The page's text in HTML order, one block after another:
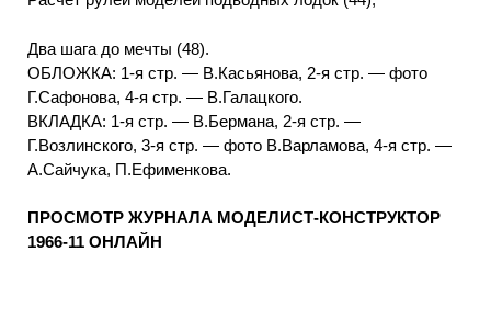
Два шага до мечты (48).
ОБЛОЖКА: 1-я стр. — В.Касьянова, 2-я стр. — фото
Г.Сафонова, 4-я стр. — В.Галацкого.
ВКЛАДКА: 1-я стр. — В.Бермана, 2-я стр. —
Г.Возлинского, 3-я стр. — фото В.Варламова, 4-я стр. —
А.Сайчука, П.Ефименкова.
ПРОСМОТР ЖУРНАЛА МОДЕЛИСТ-КОНСТРУКТОР
1966-11 ОНЛАЙН